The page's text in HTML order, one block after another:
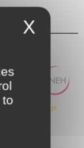
X
to